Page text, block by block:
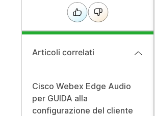
Articoli correlati
Cisco Webex Edge Audio
per GUIDA alla
configurazione del cliente